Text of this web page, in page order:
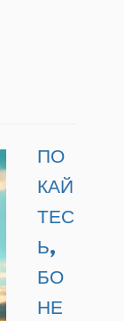
ПО
КАЙ
ТЕС
Ь,
БО
НЕ